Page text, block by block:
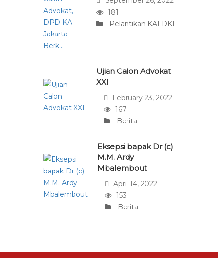
181
Pelantikan KAI DKI
Ujian Calon Advokat
XXI
February 23, 2022
167
Berita
Eksepsi bapak Dr (c)
M.M. Ardy
Mbalembout
April 14, 2022
153
Berita